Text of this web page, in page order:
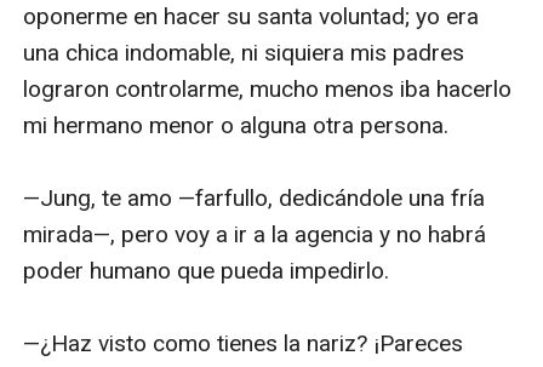
oponerme en hacer su santa voluntad; yo era
una chica indomable, ni siquiera mis padres
lograron controlarme, mucho menos iba hacerlo
mi hermano menor o alguna otra persona.
—Jung, te amo —farfullo, dedicándole una fría
mirada—, pero voy a ir a la agencia y no habrá
poder humano que pueda impedirlo.
—¿Haz visto como tienes la nariz? ¡Pareces